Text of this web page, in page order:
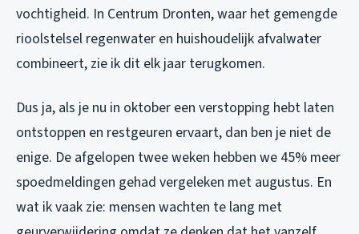
vochtigheid. In Centrum Dronten, waar het gemengde
rioolstelsel regenwater en huishoudelijk afvalwater
combineert, zie ik dit elk jaar terugkomen.
Dus ja, als je nu in oktober een verstopping hebt laten
ontstoppen en restgeuren ervaart, dan ben je niet de
enige. De afgelopen twee weken hebben we 45% meer
spoedmeldingen gehad vergeleken met augustus. En
wat ik vaak zie: mensen wachten te lang met